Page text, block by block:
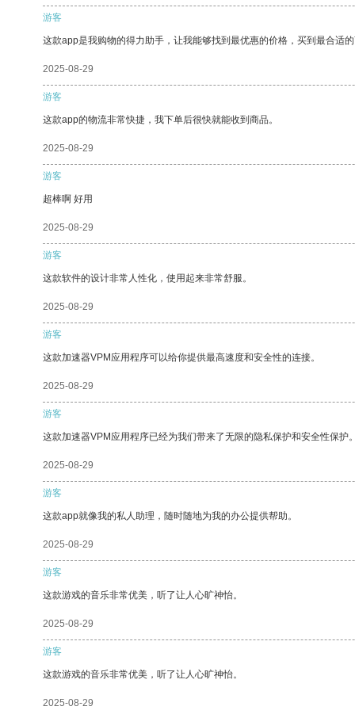
游客
这款app是我购物的得力助手，让我能够找到最优惠的价格，买到最合适
2025-08-29
游客
这款app的物流非常快捷，我下单后很快就能收到商品。
2025-08-29
游客
超棒啊 好用
2025-08-29
游客
这款软件的设计非常人性化，使用起来非常舒服。
2025-08-29
游客
这款加速器VPM应用程序可以给你提供最高速度和安全性的连接。
2025-08-29
游客
这款加速器VPM应用程序已经为我们带来了无限的隐私保护和安全性保护
2025-08-29
游客
这款app就像我的私人助理，随时随地为我的办公提供帮助。
2025-08-29
游客
这款游戏的音乐非常优美，听了让人心旷神怡。
2025-08-29
游客
这款游戏的音乐非常优美，听了让人心旷神怡。
2025-08-29